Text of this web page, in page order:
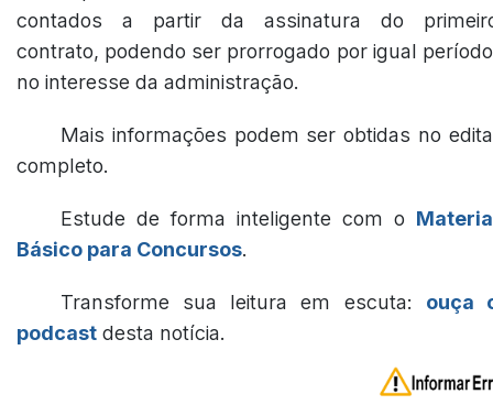
contados a partir da assinatura do
contrato, podendo ser prorrogado por igual
no interesse da administração.
Mais informações podem ser obtidas no
completo.
Estude de forma inteligente com o
Básico para Concursos.
Transforme sua leitura em escuta: ouça
podcast desta notícia.